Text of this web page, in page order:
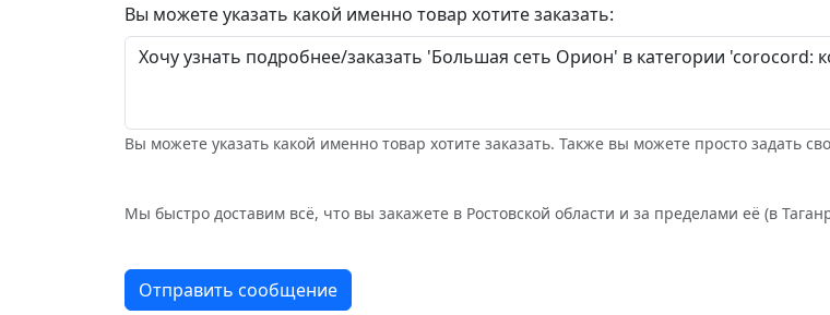
Вы можете указать какой именно товар хотите заказать:
Вы можете указать какой именно товар хотите заказать. Также вы можете просто задать
Мы быстро доставим всё, что вы закажете в Ростовской области и за пределами её (в
Отправить сообщение